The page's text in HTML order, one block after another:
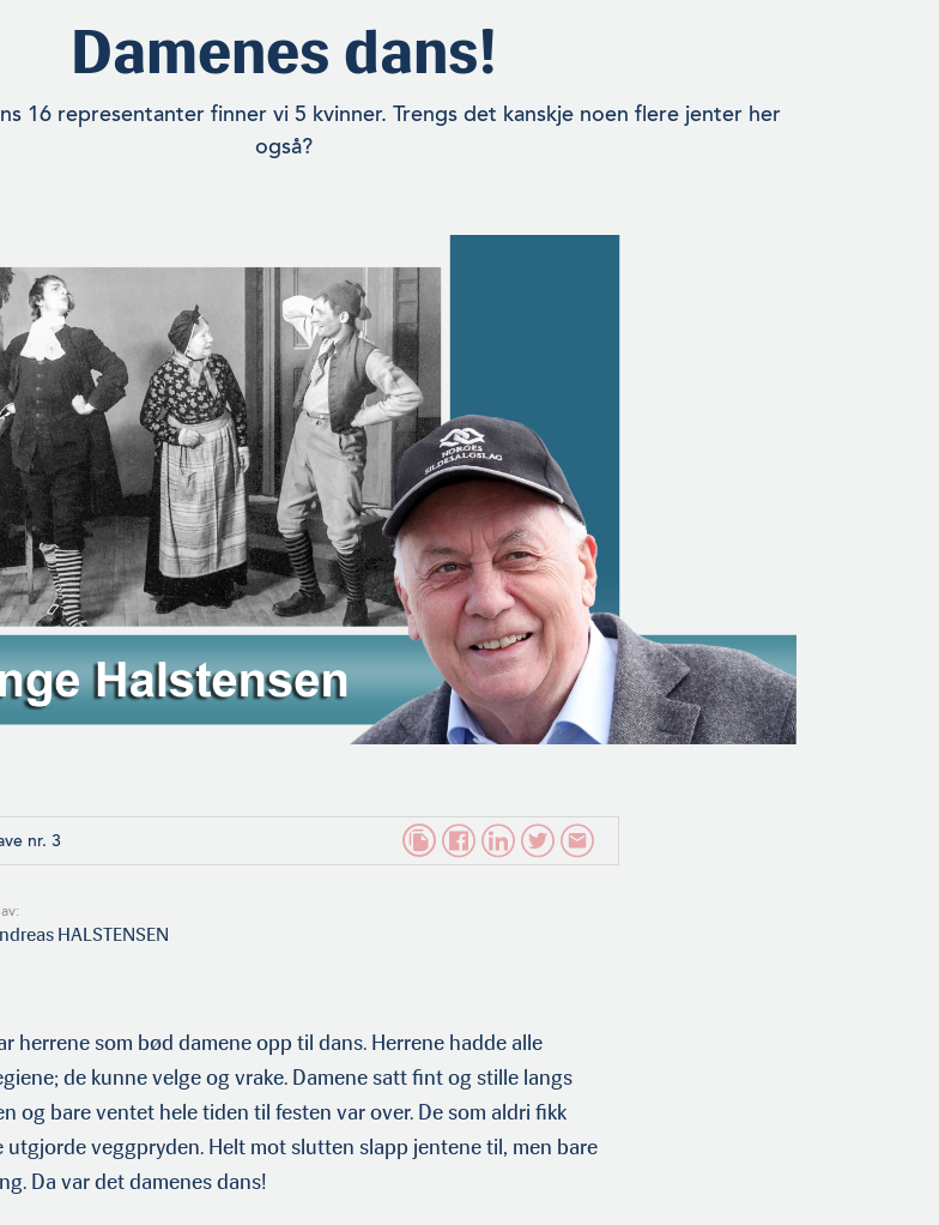
Damenes dans!
16 representanter finner vi 5 kvinner. Trengs det kanskje noen flere jenter her
også?
nr. 3
HALSTENSEN
herrene som bød damene opp til dans. Herrene hadde alle
de kunne velge og vrake. Damene satt fint og stille langs
og bare ventet hele tiden til festen var over. De som aldri fikk
utgjorde veggpryden. Helt mot slutten slapp jentene til, men bare
Da var det damenes dans!